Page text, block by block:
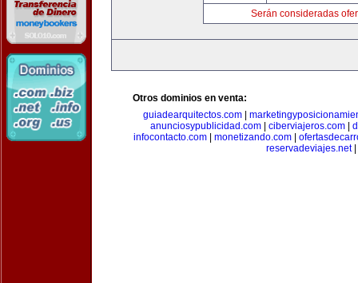
Serán consideradas
Otros dominios en venta:
guiadearquitectos.com
anunciosypublicidad.com| ciberviajeros.com|
infocontacto.com
monetizando.com
reservadeviajes.net|